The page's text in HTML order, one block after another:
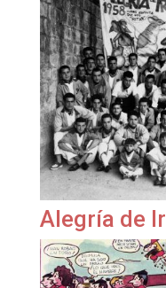
Alegría de